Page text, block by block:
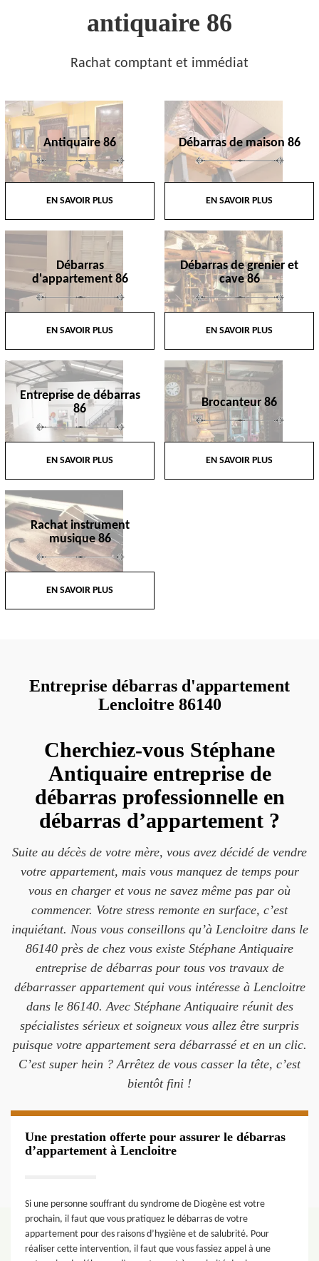
antiquaire 86
Rachat comptant et immédiat
Antiquaire 86
EN SAVOIR PLUS
Débarras de maison 86
EN SAVOIR PLUS
Débarras
d'appartement 86
EN SAVOIR PLUS
Débarras de grenier et
cave 86
EN SAVOIR PLUS
Entreprise de débarras
86
EN SAVOIR PLUS
Brocanteur 86
EN SAVOIR PLUS
Rachat instrument
musique 86
EN SAVOIR PLUS
Entreprise débarras d'appartement
Lencloitre 86140
Cherchiez-vous Stéphane
Antiquaire entreprise de
débarras professionnelle en
débarras d’appartement ?
Suite au décès de votre mère, vous avez décidé de vendre
votre appartement, mais vous manquez de temps pour
vous en charger et vous ne savez même pas par où
commencer. Votre stress remonte en surface, c’est
inquiétant. Nous vous conseillons qu’à Lencloitre dans le
86140 près de chez vous existe Stéphane Antiquaire
entreprise de débarras pour tous vos travaux de
débarrasser appartement qui vous intéresse à Lencloitre
dans le 86140. Avec Stéphane Antiquaire réunit des
spécialistes sérieux et soigneux vous allez être surpris
puisque votre appartement sera débarrassé et en un clic.
C’est super hein ? Arrêtez de vous casser la tête, c’est
bientôt fini !
Une prestation offerte pour assurer le débarras
d’appartement à Lencloitre
Si une personne souffrant du syndrome de Diogène est votre
prochain, il faut que vous pratiquez le débarras de votre
appartement pour des raisons d’hygiène et de salubrité. Pour
réaliser cette intervention, il faut que vous fassiez appel à une